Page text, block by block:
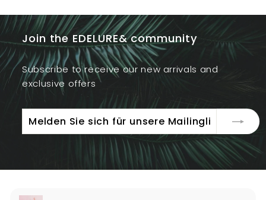
Join the EDELURE& community
Subscribe to receive our new arrivals and
exclusive offers
Melden
Sie
unsere
an
Abonnieren